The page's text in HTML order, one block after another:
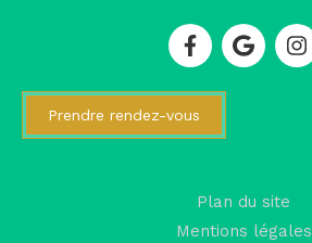
Prendre rendez-vous
Plan du site
Mentions légales